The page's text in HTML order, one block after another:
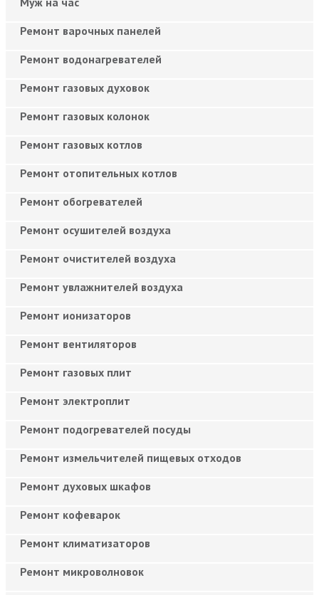
Ремонт варочных панелей
Ремонт водонагревателей
Ремонт газовых духовок
Ремонт газовых колонок
Ремонт газовых котлов
Ремонт отопительных котлов
Ремонт обогревателей
Ремонт осушителей воздуха
Ремонт очистителей воздуха
Ремонт увлажнителей воздуха
Ремонт ионизаторов
Ремонт вентиляторов
Ремонт газовых плит
Ремонт электроплит
Ремонт подогревателей посуды
Ремонт измельчителей пищевых отходов
Ремонт духовых шкафов
Ремонт кофеварок
Ремонт климатизаторов
Ремонт микроволновок